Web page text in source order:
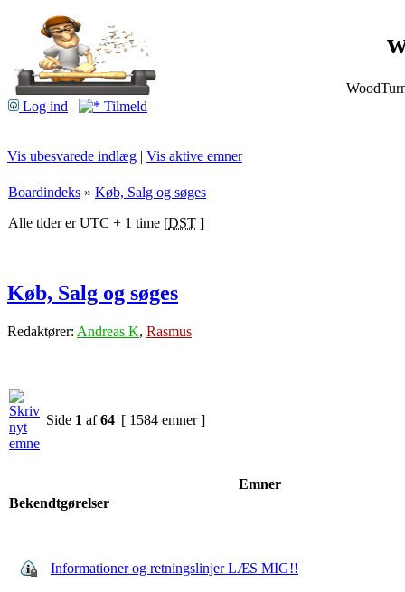
Log ind
Tilmeld
Vis ubesvarede indlæg | Vis aktive emner
Boardindeks » Køb, Salg og søges
Alle tider er UTC + 1 time [DST ]
Køb, Salg og søges
Redaktører: Andreas K, Rasmus
Side 1 af64 [ 1584 emner ]
Emner
Bekendtgørelser
Informationer og retningslinjer LÆS MIG!!